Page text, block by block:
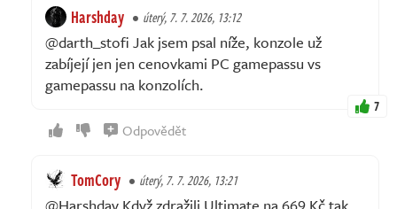
Harshday úterý, 7. 7. 2026, 13:12
@darth_stofi Jak jsem psal níže, konzole už
zabíjejí jen jen cenovkami PC gamepassu vs
gamepassu na konzolích.
7
Odpovědět
TomCory úterý, 7. 7. 2026, 13:21